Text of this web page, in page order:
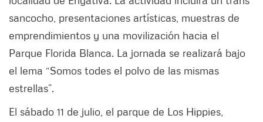
sancocho, presentaciones artísticas, muestras de
emprendimientos y una movilización hacia el
Parque Florida Blanca. La jornada se realizará bajo
el lema “Somos todes el polvo de las mismas
estrellas”.
El sábado 11 de julio, el parque de Los Hippies,